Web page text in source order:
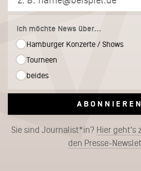
Ich möchte News über...
Hamburger Konzerte / Shows
Tourneen
beides
ABONNIEREN
Sie sind Journalist*in? Hier geht's
den Presse-